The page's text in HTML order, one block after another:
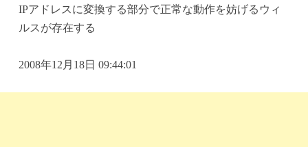
IPアドレスに変換する部分で正常な動作を妨げるウィ
ルスが存在する
2008年12月18日 09:44:01